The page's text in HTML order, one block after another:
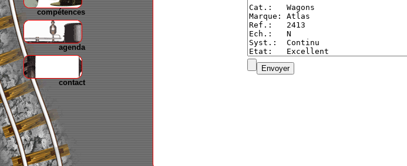
compétences
agenda
contact